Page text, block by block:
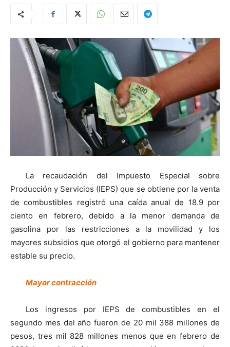
La recaudación del Impuesto Especial sobre
Producción y Servicios (IEPS) que se obtiene por la venta
de combustibles registró una caída anual de 18.9 por
ciento en febrero, debido a la menor demanda de
gasolina por las restricciones a la movilidad y los
mayores subsidios que otorgó el gobierno para mantener
estable su precio.
Mayor contracción
Los ingresos por IEPS de combustibles en el
segundo mes del año fueron de 20 mil 388 millones de
pesos, tres mil 828 millones menos que en febrero de